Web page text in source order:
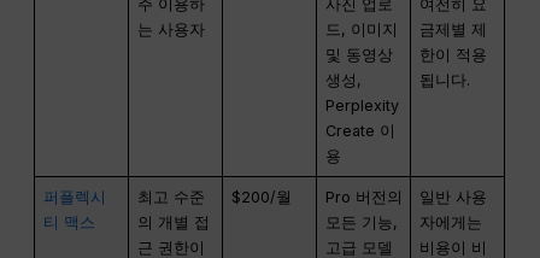
주 이용하
는 사용자
사진 업로
드, 이미지
및 동영상
생성,
Perplexity
Create 이
용
여전히 요
금제별 제
한이 적용
됩니다.
퍼플렉시
티 맥스
최고 수준
의 개별 접
근 권한이
$200/월
Pro 버전의
모든 기능,
고급 모델
일반 사용
자에게는
비용이 비